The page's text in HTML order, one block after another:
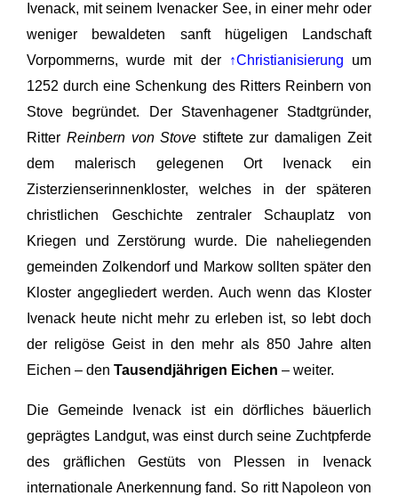
Ivenack, mit seinem Ivenacker See, in einer mehr oder
weniger bewaldeten sanft hügeligen Landschaft
Vorpommerns, wurde mit der
↑Christianisierung um
1252 durch eine Schenkung des Ritters Reinbern von
Stove begründet. Der Stavenhagener Stadtgründer,
RitterReinbern von Stove stiftete zur damaligen Zeit
dem malerisch gelegenen Ort Ivenack ein
Zisterzienserinnenkloster, welches in der späteren
christlichen Geschichte zentraler Schauplatz von
Kriegen und Zerstörung wurde. Die naheliegenden
gemeinden Zolkendorf und Markow sollten später den
Kloster angegliedert werden. Auch wenn das Kloster
Ivenack heute nicht mehr zu erleben ist, so lebt doch
der religöse Geist in den mehr als 850 Jahre alten
Eichen – denTausendjährigen Eichen – weiter.
Die Gemeinde Ivenack ist ein dörfliches bäuerlich
geprägtes Landgut, was einst durch seine Zuchtpferde
des gräflichen Gestüts von Plessen in Ivenack
internationale Anerkennung fand. So ritt Napoleon von